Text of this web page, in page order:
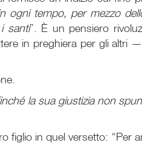
ogni tempo, per mezzo
santi”. È un pensiero
in preghiera per gli altri
la sua giustizia non
figlio in quel versetto: “Per